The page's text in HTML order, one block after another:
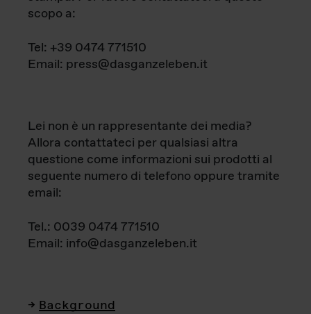
scopo a:
Tel: +39 0474 771510
Email: press@dasganzeleben.it
Lei non è un rappresentante dei media?
Allora contattateci per qualsiasi altra
questione come informazioni sui prodotti al
seguente numero di telefono oppure tramite
email:
Tel.: 0039 0474 771510
Email: info@dasganzeleben.it
Background